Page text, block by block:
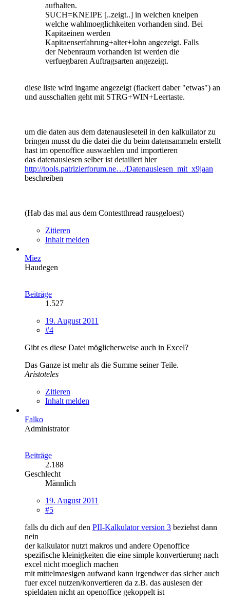
aufhalten.
SUCH=KNEIPE [..zeigt..] in welchen kneipen
welche wahlmoeglichkeiten vorhanden sind. Bei
Kapitaeinen werden
Kapitaenserfahrung+alter+lohn angezeigt. Falls
der Nebenraum vorhanden ist werden die
verfuegbaren Auftragsarten angezeigt.
diese liste wird ingame angezeigt (flackert daber "etwas") an
und ausschalten geht mit STRG+WIN+Leertaste.
um die daten aus dem datenausleseteil in den kalkuilator zu
bringen musst du die datei die du beim datensammeln erstellt
hast im openoffice auswaehlen und importieren
das datenauslesen selber ist detailiert hier
http://tools.patrizierforum.ne…/Datenauslesen_mit_x9jaan
beschreiben
(Hab das mal aus dem Contestthread rausgeloest)
Zitieren
Inhalt melden
Miez
Haudegen
Beiträge
1.527
19. August 2011
#4
Gibt es diese Datei möglicherweise auch in Excel?
Das Ganze ist mehr als die Summe seiner Teile.
Aristoteles
Zitieren
Inhalt melden
Falko
Administrator
Beiträge
2.188
Geschlecht
Männlich
19. August 2011
#5
falls du dich auf den PII-Kalkulator version 3 beziehst dann
nein
der kalkulator nutzt makros und andere Openoffice
spezifische kleinigkeiten die eine simple konvertierung nach
excel nicht moeglich machen
mit mittelmaesigen aufwand kann irgendwer das sicher auch
fuer excel nutzen/konvertieren da z.B. das auslesen der
spieldaten nicht an openoffice gekoppelt ist